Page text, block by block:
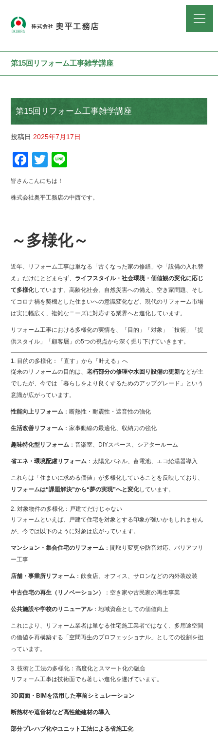
第15回リフォーム工事雑学講座
第15回リフォーム工事雑学講座
投稿日 2025年7月17日
F
a
c
e
o
o
k
T
wi
tt
er
e
皆さんこんにちは！
株式会社奥平工務店の中西です。
～多様化～
近年、リフォーム工事は単なる「古くなった家の修繕」や「設備の入れ替
え」だけにとどまらず、 ライフスタイル・社会環境・価値観の変化に応じ
て多様化しています。高齢化社会、自然災害への備え、空き家問題、そし
てコロナ禍を契機とした住まいへの意識変化など、現代のリフォーム市場
は実に幅広く、複雑なニーズに対応する業界へと進化しています。
リフォーム工事における多様化の実情を、「目的」「対象」「技術」「提
供スタイル」「顧客層」の5つの視点から深く掘り下げていきます。
1. 目的の多様化：「直す」から「叶える」へ
従来のリフォームの目的は、老朽部分の修理や水回り設備の更新などが主
でしたが、今では「暮らしをより良くするためのアップグレード」という
意識が広がっています。
性能向上リフォーム ：断熱性・耐震性・遮音性の強化
生活改善リフォーム ：家事動線の最適化、収納力の強化
趣味特化型リフォーム ：音楽室、DIYスペース、シアタールーム
省エネ・環境配慮リフォーム ：太陽光パネル、蓄電池、エコ給湯器導入
これらは「住まいに求める価値」が多様化していることを反映しており、
リフォームは“課題解決”から“夢の実現”へと変化しています。
2. 対象物件の多様化：戸建てだけじゃない
リフォームといえば、戸建て住宅を対象とする印象が強いかもしれません
が、今では以下のように対象は広がっています。
マンション・集合住宅のリフォーム ：間取り変更や防音対応、バリアフリ
ー工事
店舗・事業所リフォーム ：飲食店、オフィス、サロンなどの内外装改装
中古住宅の再生（リノベーション） ：空き家や古民家の再生事業
公共施設や学校のリニューアル：地域資産としての価値向上
これにより、リフォーム業者は単なる住宅施工業者ではなく、多用途空間
の価値を再構築する「空間再生のプロフェッショナル」としての役割を担
っています。
3. 技術と工法の多様化：高度化とスマート化の融合
リフォーム工事は技術面でも著しい進化を遂げています。
3D図面・BIMを活用した事前シミュレーション
断熱材や遮音材など高性能建材の導入
部分プレハブ化やユニット工法による省施工化